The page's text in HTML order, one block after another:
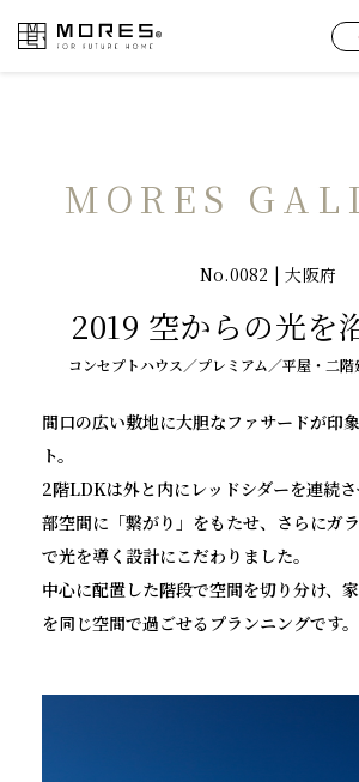
MORES
MORES
No.0082 | 大阪府
2019 空からの光を
コンセプトハウス／プレミアム／平屋・二
間口の広い敷地に大胆なファサードが印
ト。
2階LDKは外と内にレッドシダーを連続
部空間に「繋がり」をもたせ、さらにガ
で光を導く設計にこだわりました。
中心に配置した階段で空間を切り分け、
を同じ空間で過ごせるプランニングです。